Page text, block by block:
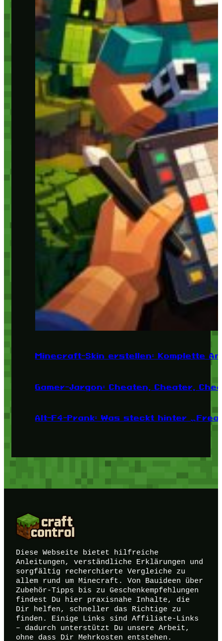
Minecraft-Skin erstellen: Komplette
Gamer-Jargon: Cheaten, Cheater,
Alt-F4-Prank: Was steckt hinter
Diese Webseite bietet hilfreiche
Anleitungen, verständliche Erklärungen und
sorgfältig recherchierte Vergleiche zu
allem rund um Minecraft. Von Bauideen über
Zubehör-Tipps bis zu Geschenkempfehlungen
findest Du hier praxisnahe Inhalte, die
Dir helfen, schneller das Richtige zu
finden. Einige Links sind Affiliate-Links
– dadurch unterstützt Du unsere Arbeit,
ohne dass Dir Mehrkosten entstehen.